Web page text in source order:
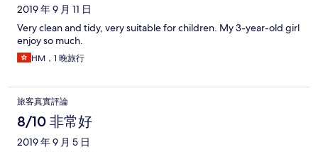
2019 年 9 月 11 日
Very clean and tidy, very suitable for children. My 3-year-old girl
enjoy so much.
HM，1 晚旅行
旅客真實評論
8/10 非常好
2019 年 9 月 5 日